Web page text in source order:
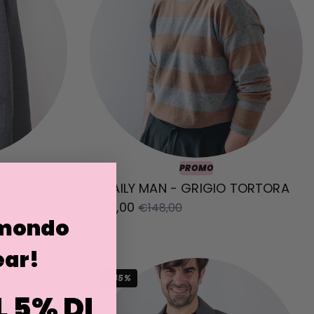
PROMO
DAILY MAN - GRIGIO TORTORA
€74,00 €148,00
-45%